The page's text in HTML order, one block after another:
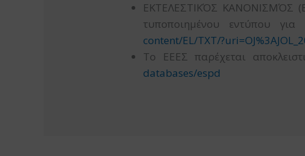
ΕΚΤΕΛΕΣΤΙΚΌΣ ΚΑΝΟΝΙΣΜΌΣ
τυποποιημένου εντύπου
content/EL/TXT/
Το ΕΕΕΣ παρέχεται
databases/espd